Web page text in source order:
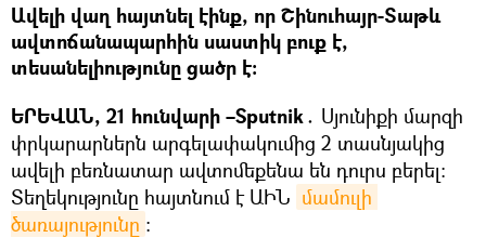
Ավելի վաղ հայտնել էինք, որ Շինուհայր-Տաթև
ավտոճանապարհին սաստիկ բուք է,
տեսանելիությունը ցածր է։
ԵՐԵՎԱՆ, 21 հունվարի –Sputnik․ Սյունիքի մարզի
փրկարարներն արգելափակումից 2 տասնյակից
ավելի բեռնատար ավտոմեքենա են դուրս բերել։
Տեղեկությունը հայտնում է ԱԻՆ մամուլի
ծառայությունը ։